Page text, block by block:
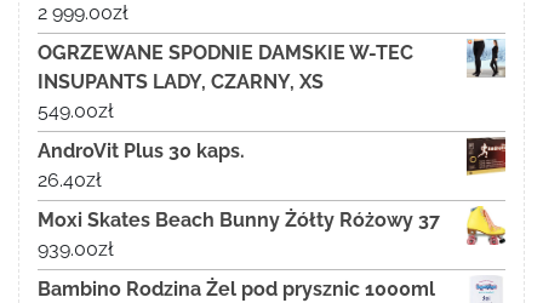
2 999.00zł
OGRZEWANE SPODNIE DAMSKIE W-TEC
INSUPANTS LADY, CZARNY, XS
549.00zł
AndroVit Plus 30 kaps.
26.40zł
Moxi Skates Beach Bunny Żółty Różowy 37
939.00zł
Bambino Rodzina Żel pod prysznic 1000ml